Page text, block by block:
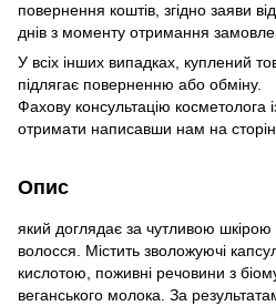
повернення коштів, згідно заяви
днів з моменту отримання
У всіх інших випадках, куплений
підлягає поверненню або обміну.
Фахову консультацію косметолога
отримати написавши нам на
Опис
який доглядає за чутливою
волосся. Містить зволожуючі
кислотою, поживні речовини з
веганського молока. За